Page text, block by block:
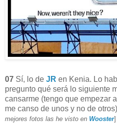
07 Sí, lo de JR en Kenia. Lo
pregunto qué será lo siguiente
cansarme (tengo que empezar
me canso de unos y no de
mejores fotos las he visto en Wooster]